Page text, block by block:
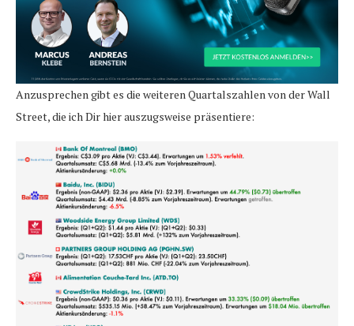
Anzusprechen gibt es die weiteren Quartalszahlen von der Wall
Street, die ich Dir hier auszugsweise präsentiere: